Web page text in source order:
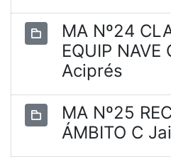
MA Nº24
EQUIP NAVE
Aciprés
MA Nº25
ÁMBITO C